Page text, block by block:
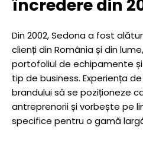
încredere din
Din 2002, Sedona a fost
clienți din România și din
portofoliul de echipamente
tip de business. Experiența
brandului să se poziționeze
antreprenorii și vorbește pe
specifice pentru o gamă